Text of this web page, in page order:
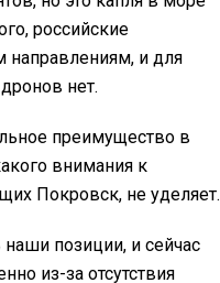
российские
и для
нет.
преимущество в
внимания к
Покровск, не уделяет.
наши позиции, и сейчас
из-за отсутствия